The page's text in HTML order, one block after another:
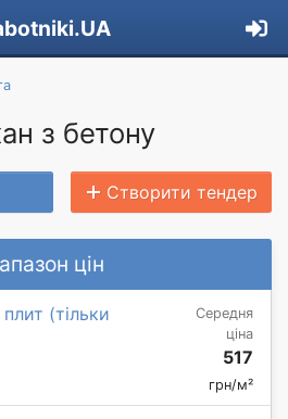
з бетону
Створити тендер
цін
(тільки
Середня
ціна
517
грн/м²